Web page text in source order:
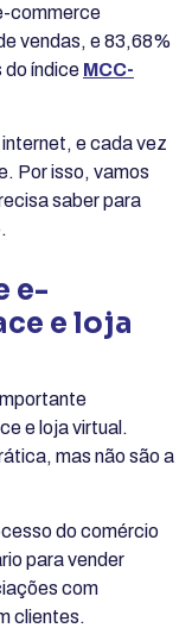
commerce
vendas, e 83,68%
índice MCC-
e cada vez
Por isso, vamos
saber para
e-
e loja
e loja virtual.
mas não são a
do comércio
para vender
com
clientes.